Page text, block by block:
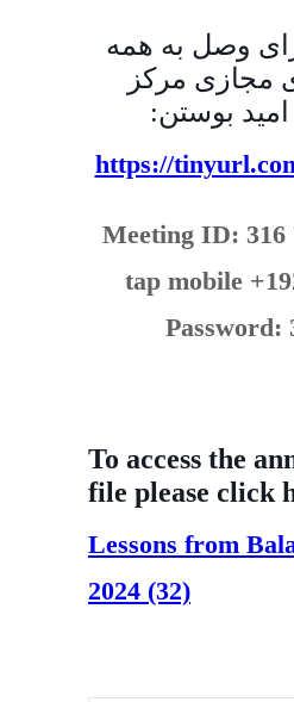
وصل به همه
مجازی مرکز
بوستن:
https://
Meeting ID: 316
tap mobile
Password:
To access the
file please click
Lessons from
2024 (32)